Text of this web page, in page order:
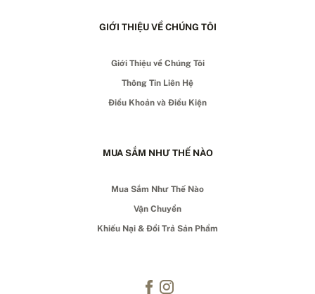
GIỚI THIỆU VỀ CHÚNG TÔI
Giới Thiệu về Chúng Tôi
Thông Tin Liên Hệ
Điều Khoản và Điều Kiện
MUA SẮM NHƯ THẾ NÀO
Mua Sắm Như Thế Nào
Vận Chuyển
Khiếu Nại & Đổi Trả Sản Phẩm